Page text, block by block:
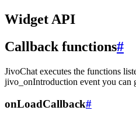
Widget API
Callback functions#
JivoChat executes the functions
jivo_onIntroduction event you can
onLoadCallback#